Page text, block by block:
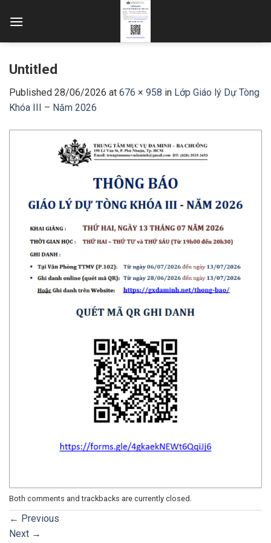
Untitled
Published 28/06/2026 at 676 × 958 in Lớp Giáo lý Dự Tòng
Khóa III – Năm 2026
Both comments and trackbacks are currently closed.
← Previous
Next →